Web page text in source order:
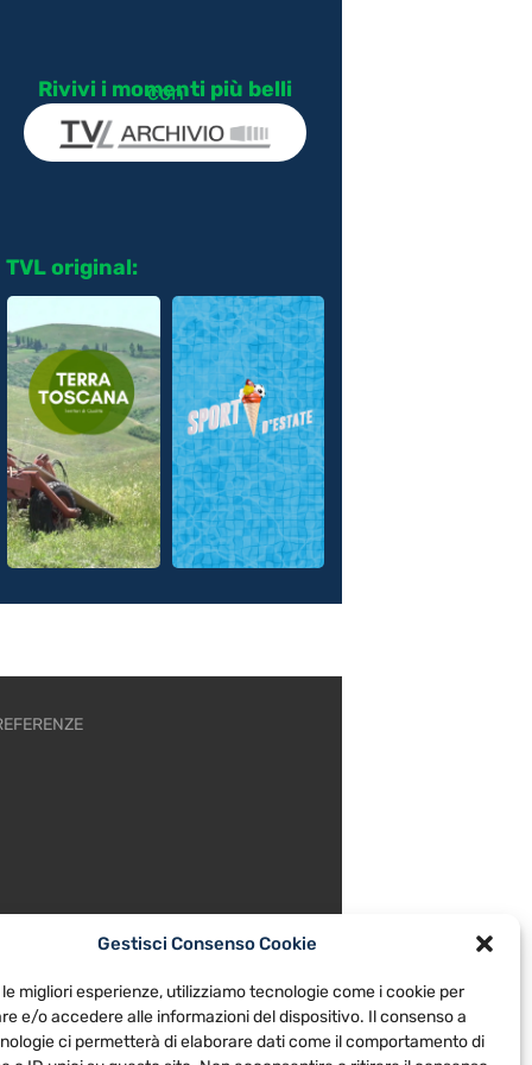
Gestisci Consenso Cookie
migliori esperienze, utilizziamo tecnologie come i cookie per
e/o accedere alle informazioni del dispositivo. Il consenso a
ci permetterà di elaborare dati come il comportamento di
Rivivi i momenti più belli
con
TVL original: